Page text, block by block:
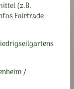
(z.B.
Fairtrade
/